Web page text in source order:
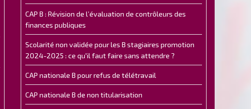
CAP B : Révision de l’évaluation de contrôleurs des
finances publiques
Scolarité non validée pour les B stagiaires promotion
2024-2025 : ce qu'il faut faire sans attendre ?
CAP nationale B pour refus de télétravail
CAP nationale B de non titularisation